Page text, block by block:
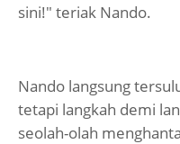
sini!" teriak Nando.
Nando langsung
tetapi langkah demi
seolah-olah